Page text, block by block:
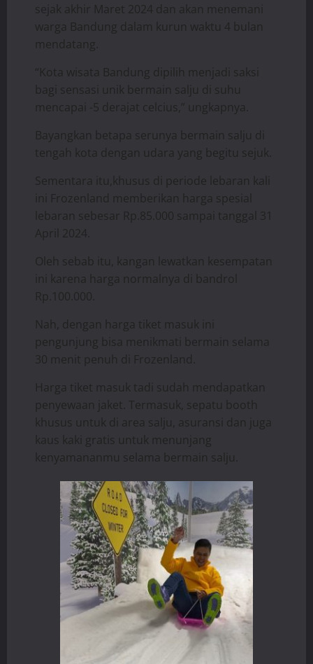
sejak akhir Maret 2024 dan akan menemani
warga Bandung dalam kurun waktu 4 bulan
mendatang.
“Kota wisata Bandung dipilih menjadi saksi
bagi sensasi unik bermain salju di suhu
mencapai -5 derajat celcius,” ungkapnya.
Bayangkan betapa serunya bermain salju di
tengah kota dengan udara yang begitu sejuk.
Sementara itu,khusus di periode lebaran kali
ini Frozenland memberikan harga spesial
lebaran sebesar Rp.85.000 sampai tanggal 31
April 2024.
Oleh sebab itu, kangan lewatkan kesempatan
ini karena harga normalnya di bandrol
Rp.100.000.
Nah, dengan harga tiket masuk ini
pengunjung bisa menikmati bermain selama
30 menit penuh di Frozenland.
Harga tiket masuk tadi sudah mendapatkan
penyewaan jaket. Termasuk, sepatu booth
khusus untuk di area salju, asuransi dan juga
kaus kaki gratis untuk menunjang
kenyamananmu selama bermain salju.